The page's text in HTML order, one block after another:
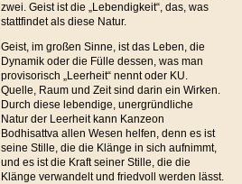
zwei. Geist ist die „Lebendigkeit“, das, was
stattfindet als diese Natur.
Geist, im großen Sinne, ist das Leben, die
Dynamik oder die Fülle dessen, was man
provisorisch „Leerheit“ nennt oder KU.
Quelle, Raum und Zeit sind darin ein Wirken.
Durch diese lebendige, unergründliche
Natur der Leerheit kann Kanzeon
Bodhisattva allen Wesen helfen, denn es ist
seine Stille, die die Klänge in sich aufnimmt,
und es ist die Kraft seiner Stille, die die
Klänge verwandelt und friedvoll werden lässt.